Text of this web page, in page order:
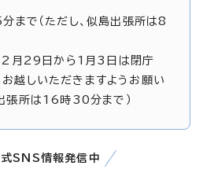
で（ただし、似島出張所は8
12月29日から1月3日は閉庁
越しいただきますようお願い
出張所は16時30分まで）
SNS情報発信中